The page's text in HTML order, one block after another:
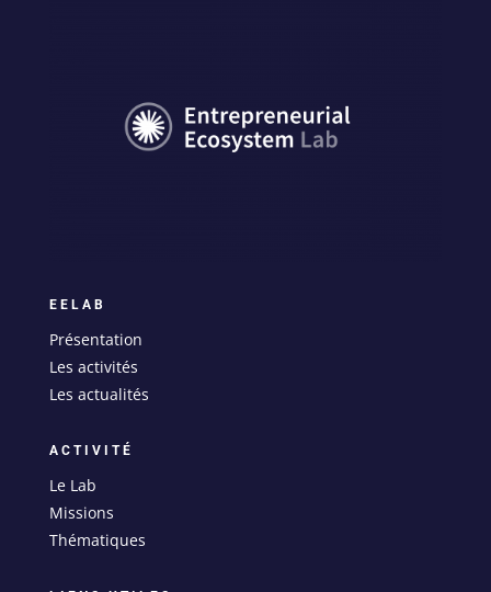
EELAB
Présentation
Les activités
Les actualités
ACTIVITÉ
Le Lab
Missions
Thématiques